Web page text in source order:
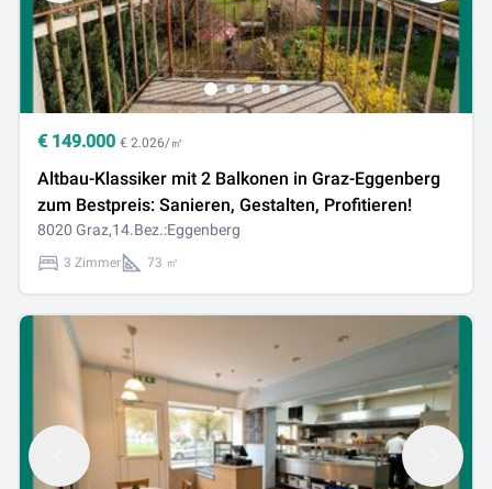
€ 149.000 € 2.026/㎡
Altbau-Klassiker mit 2 Balkonen in Graz-Eggenberg
zum Bestpreis: Sanieren, Gestalten, Profitieren!
8020 Graz,14.Bez.:Eggenberg
3 Zimmer 73 ㎡